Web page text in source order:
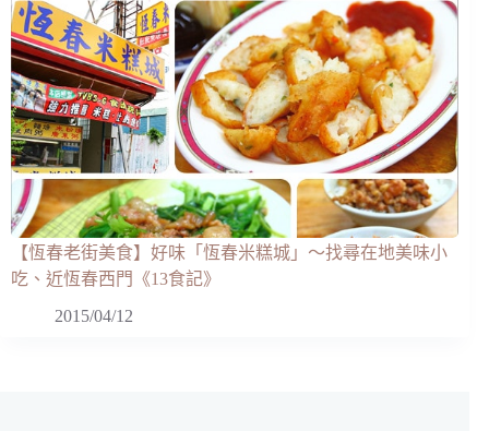
【恆春老街美食】好味「恆春米糕城」～找尋在地美味小
吃、近恆春西門《13食記》
2015/04/12